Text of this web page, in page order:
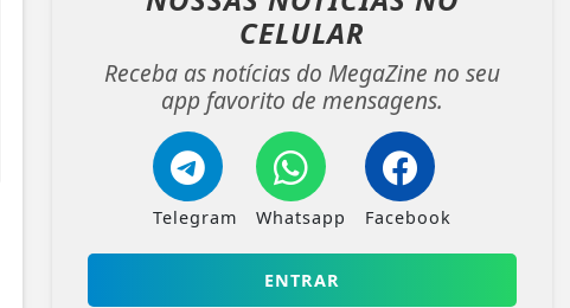
CELULAR
Receba as notícias do MegaZine no seu
app favorito de mensagens.
Telegram Whatsapp Facebook
ENTRAR